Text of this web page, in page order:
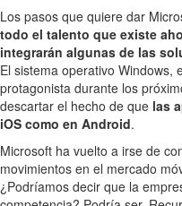
Los pasos que quiere dar
todo el talento que existe
integrarán algunas de las
El sistema operativo Windows,
protagonista durante los
descartar el hecho de que las
iOS como en Android.
Microsoft ha vuelto a irse de
movimientos en el mercado
¿Podríamos decir que la